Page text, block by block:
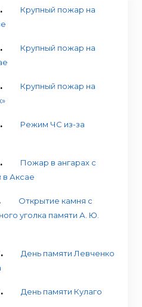
Крупный пожар на
Крупный пожар на
Крупный пожар на
Режим ЧС из-за
Пожар в ангарах с
в Аксае
Открытие камня с
уголка памяти А. Ю.
День памяти Левченко
День памяти Кулаго